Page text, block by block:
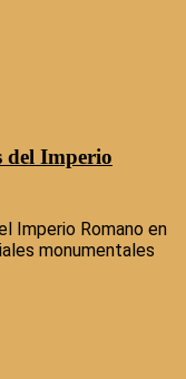
del Imperio
Imperio Romano en
monumentales